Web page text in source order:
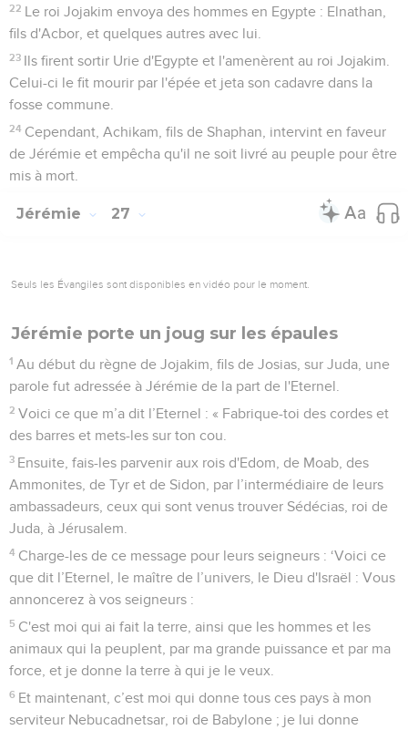
22 Le roi Jojakim envoya des hommes en Egypte : Elnathan,
fils d'Acbor, et quelques autres avec lui.
23 Ils firent sortir Urie d'Egypte et l'amenèrent au roi Jojakim.
Celui-ci le fit mourir par l'épée et jeta son cadavre dans la
fosse commune.
24 Cependant, Achikam, fils de Shaphan, intervint en faveur
de Jérémie et empêcha qu'il ne soit livré au peuple pour être
mis à mort.
Jérémie 27
Seuls les Évangiles sont disponibles en vidéo pour le moment.
Jérémie porte un joug sur les épaules
1 Au début du règne de Jojakim, fils de Josias, sur Juda, une
parole fut adressée à Jérémie de la part de l'Eternel.
2 Voici ce que m’a dit l’Eternel : « Fabrique-toi des cordes et
des barres et mets-les sur ton cou.
3 Ensuite, fais-les parvenir aux rois d'Edom, de Moab, des
Ammonites, de Tyr et de Sidon, par l’intermédiaire de leurs
ambassadeurs, ceux qui sont venus trouver Sédécias, roi de
Juda, à Jérusalem.
4 Charge-les de ce message pour leurs seigneurs : ‘Voici ce
que dit l’Eternel, le maître de l’univers, le Dieu d'Israël : Vous
annoncerez à vos seigneurs :
5 C'est moi qui ai fait la terre, ainsi que les hommes et les
animaux qui la peuplent, par ma grande puissance et par ma
force, et je donne la terre à qui je le veux.
6 Et maintenant, c’est moi qui donne tous ces pays à mon
serviteur Nebucadnetsar, roi de Babylone ; je lui donne